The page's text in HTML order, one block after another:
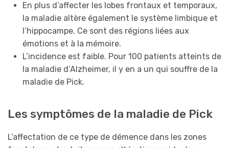
En plus d’affecter les lobes frontaux et temporaux,
la maladie altère également le système limbique et
l’hippocampe. Ce sont des régions liées aux
émotions et à la mémoire.
L’incidence est faible. Pour 100 patients atteints de
la maladie d’Alzheimer, il y en a un qui souffre de la
maladie de Pick.
Les symptômes de la maladie de Pick
L’affectation de ce type de démence dans les zones